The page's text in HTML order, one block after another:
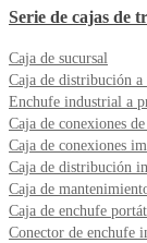
Serie de cajas de
Caja de sucursal
Caja de distribución a
Enchufe industrial a
Caja de conexiones
Caja de conexiones
Caja de distribución
Caja de
Caja de enchufe
Conector de enchufe